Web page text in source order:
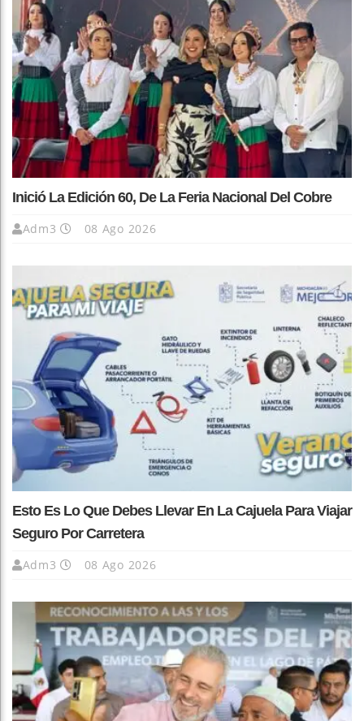
Inició La Edición 60, De La Feria Nacional Del Cobre
Adm3 08 Ago 2026
Esto Es Lo Que Debes Llevar En La Cajuela Para Viajar
Seguro Por Carretera
Adm3 08 Ago 2026